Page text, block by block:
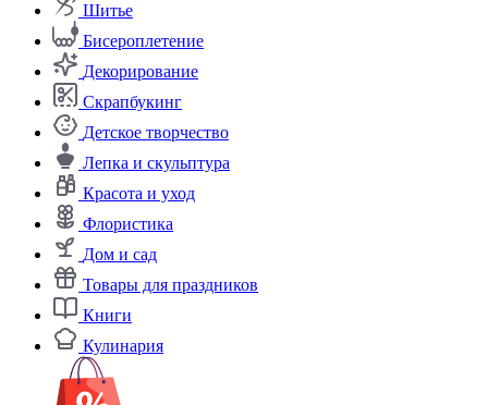
Шитье
Бисероплетение
Декорирование
Скрапбукинг
Детское творчество
Лепка и скульптура
Красота и уход
Флористика
Дом и сад
Товары для праздников
Книги
Кулинария